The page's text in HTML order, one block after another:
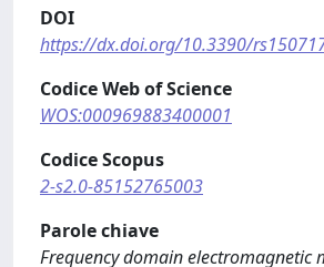
DOI
https://dx.doi.org/10.3390/
Codice Web of Science
WOS:000969883400001
Codice Scopus
2-s2.0-85152765003
Parole chiave
Frequency domain electromagnetic